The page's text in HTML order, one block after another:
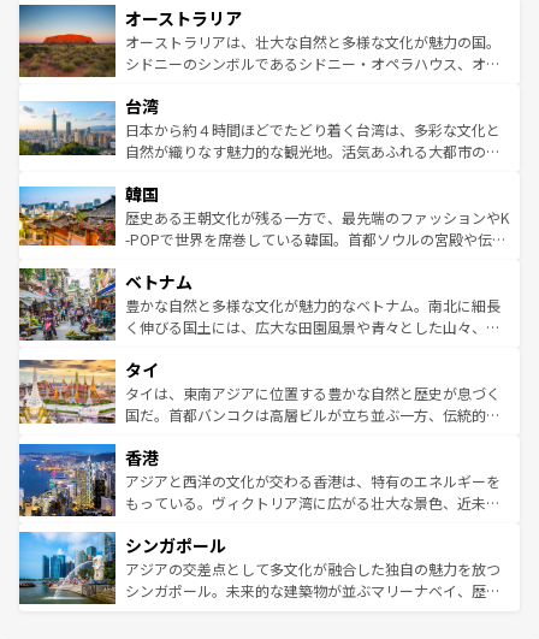
部のニューオーリンズでは、音楽と美食が融合した独特の
文化が魅力。旅行者はアメリカの各地域で異なる魅力を楽
しみながら、その多様性と豊かな歴史を感じることができ
ならではの贅沢な旅のスタイルだ。 なお、新着のアメリカ
情報はコンテンツ一覧を参照してほしい。
ワイ島は見逃せない。また、定番の観光地といえばオアフ
島だが、静かな自然を求めるならマウイ島やカウアイ島が
おすすめ。エメラルドグリーンに輝く海をはじめ、豊かな
れるおもてなしの心で訪れる人々を迎えてくれるハワイの
人々、おいしいローカルフードやハワイアンミュージッ
ク、伝統的なフラダンスなど、すべてがハワイの魅力を彩
ワイを、存分に味わってほしい。 なお、新着のハワイ情報
はコンテンツ一覧を参照してほしい。
オーストラリア
オーストラリアは、壮大な自然と多様な文化が魅力の国。
シドニーのシンボルであるシドニー・オペラハウス、オー
リアリーフや大陸中央部にそびえるウルル（エアーズロッ
ク）、タスマニアの美しい原生林やケアンズの熱帯雨林な
ど、見どころがたくさん。また、カフェやワイン、オージ
いる。アクティビティも充実しており、サーフィンやダイ
ビング、ハイキングなど、アウトドア好きにはたまらな
い。オーストラリアの多彩な魅力を存分に味わいつくそ
参照してほしい。
台湾
日本から約４時間ほどでたどり着く台湾は、多彩な文化と
自然が織りなす魅力的な観光地。活気あふれる大都市の台
ン）、静ひつな山岳地帯である台湾東部など、都市の喧騒
と山間の静けさが共存しており、訪れる人に新しい発見と
驚きをもたらしてくれる。また、奥深い台湾の食文化も魅
容にもいいと評判のスイーツなど、バラエティ豊かな料理
が味わえる。 なお、新着の台湾情報は コンテンツ一覧を参
照してほしい。
韓国
歴史ある王朝文化が残る一方で、最先端のファッションやK
-POPで世界を席巻している韓国。首都ソウルの宮殿や伝統
き、地方に足を延ばせば四季折々の自然美を楽しむことが
できる。そして、キムチや焼肉、絶品のストリートフード
まで、さまざまな韓国料理が待っている。夜には、韓国な
リティに包まれながら、韓国の多彩な魅力を心ゆくまで味
わってみてほしい。 なお、新着の韓国情報はコンテンツ一
覧を参照してほしい。
ベトナム
豊かな自然と多様な文化が魅力的なベトナム。南北に細長
く伸びる国土には、広大な田園風景や青々とした山々、世
急速な発展と共に伝統が息づく。ハノイの古い町並みやホ
ーチミン市のフランス統治時代の建物も、独特の雰囲気を
醸し出している。また、バラエティの豊かさとおいしさで
とつ。フォーやバインミー、ベトナムコーヒーなどは、ぜ
ひ現地で味わいたい。どの地域を訪れてもあたたかい人々
が旅行者を迎えてくれるので、きっと忘れられない旅にな
参照してほしい。
タイ
タイは、東南アジアに位置する豊かな自然と歴史が息づく
国だ。首都バンコクは高層ビルが立ち並ぶ一方、伝統的な
の活気が交差している。北部ではチェンマイなどの山岳地
帯で自然と触れ合い、南部ではプーケットやクラビの美し
いビーチでリゾート気分を楽しむことができる。タイ料理
激する。気候は一年中温暖で、どの季節にも異なる楽しみ
が待っている。親しみやすいタイの人々、仏教を中心とし
た文化、そして多様な観光資源が、訪れる旅人を魅了し続
香港
アジアと西洋の文化が交わる香港は、特有のエネルギーを
もっている。ヴィクトリア湾に広がる壮大な景色、近未来
み、どこを訪れても感動するはず。観光スポットが密集し
ており、効率よく見どころを回れるのも魅力。息をのむよ
うな絶景から文化的な体験まで、香港を存分に楽しみ尽く
シンガポール
アジアの交差点として多文化が融合した独自の魅力を放つ
シンガポール。未来的な建築物が並ぶマリーナベイ、歴史